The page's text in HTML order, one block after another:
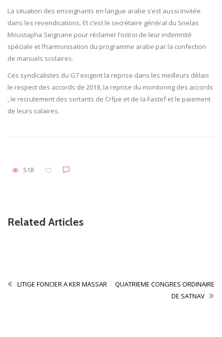
La situation des enseignants en langue arabe s’est aussi invitée
dans les revendications. Et c’est le secrétaire général du Snelas
Moustapha Seignane pour réclamer l’octroi de leur indemnité
spéciale et l’harmonisation du programme arabe par la confection
de manuels scolaires.
Ces syndicalistes du G7 exigent la reprise dans les meilleurs délais
le respect des accords de 2018, la reprise du monitoring des accords
, le recrutement des sortants de Crfpe et de la Fastef et le paiement
de leurs salaires.
518
Related Articles
Non classé
LITIGE FONCIER A KER MASSAR
QUATRIEME CONGRES ORDINAIRE
DE SATNAV